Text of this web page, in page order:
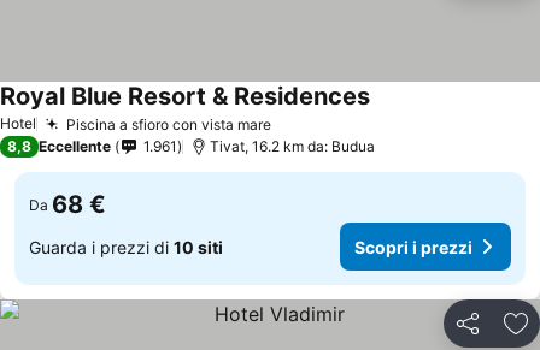
Hotel Piscina a sfioro con vista mare
Royal Blue Resort & Residences
8,8 Eccellente 1.961 Tivat, 16.2 km da: Budua
Da 68 €
Guarda i prezzi di 10 siti Scopri i prezzi
Condividi